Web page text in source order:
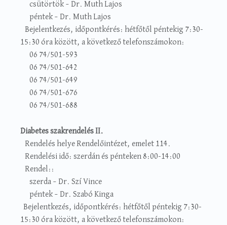
csütörtök – Dr. Muth Lajos
péntek – Dr. Muth Lajos
Bejelentkezés, időpontkérés: hétfőtől péntekig 7:30-
15:30 óra között, a következő telefonszámokon:
06 74/501-593
06 74/501-642
06 74/501-649
06 74/501-676
06 74/501-688
Diabetes szakrendelés II.
Rendelés helye Rendelőintézet, emelet 114.
Rendelési idő: szerdán és pénteken 8:00-14:00
Rendel::
szerda – Dr. Szí Vince
péntek – Dr. Szabó Kinga
Bejelentkezés, időpontkérés: hétfőtől péntekig 7:30-
15:30 óra között, a következő telefonszámokon: